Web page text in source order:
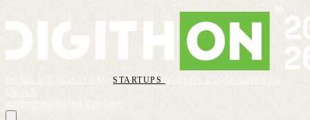
FAQSTARTUPS VIDEOS
REGOLAMENTO